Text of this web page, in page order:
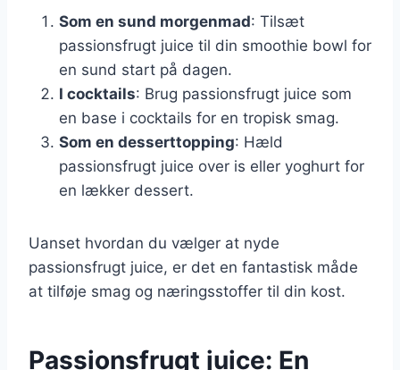
Som en sund morgenmad: Tilsæt
passionsfrugt juice til din smoothie bowl for
en sund start på dagen.
I cocktails: Brug passionsfrugt juice som
en base i cocktails for en tropisk smag.
Som en desserttopping: Hæld
passionsfrugt juice over is eller yoghurt for
en lækker dessert.
Uanset hvordan du vælger at nyde
passionsfrugt juice, er det en fantastisk måde
at tilføje smag og næringsstoffer til din kost.
Passionsfrugt juice: En